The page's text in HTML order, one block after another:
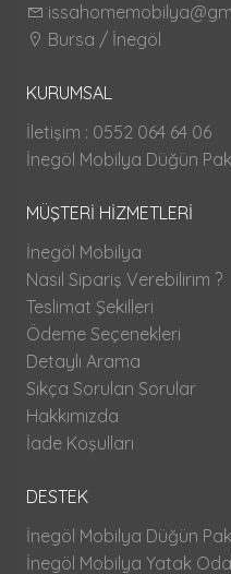
Bursa / İnegöl
KURUMSAL
İletişim : 0552 064 64 06
İnegöl Mobilya Düğün
MÜŞTERİ HİZMETLERİ
İnegöl Mobilya
Nasıl Sipariş Verebilirim ?
Teslimat Şekilleri
Ödeme Seçenekleri
Detaylı Arama
Sıkça Sorulan Sorular
Hakkımızda
İade Koşulları
DESTEK
İnegöl Mobilya Düğün
İnegöl Mobilya Yatak